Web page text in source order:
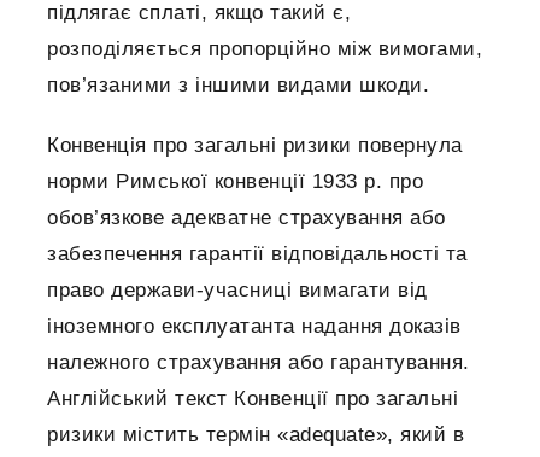
підлягає сплаті, якщо такий є,
розподіляється пропорційно між вимогами,
пов’язаними з іншими видами шкоди.
Конвенція про загальні ризики повернула
норми Римської конвенції 1933 р. про
обов’язкове адекватне страхування або
забезпечення гарантії відповідальності та
право держави-учасниці вимагати від
іноземного експлуатанта надання доказів
належного страхування або гарантування.
Англійський текст Конвенції про загальні
ризики містить термін «adequate», який в